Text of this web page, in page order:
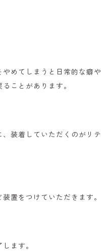
めてしまうと日常的な癖や
ことがあります。
装着していただくのが リテ
置をつけていただきます。
ます。